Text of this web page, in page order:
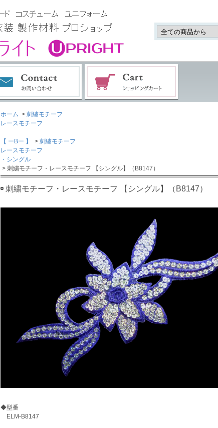
ホーム > 刺繍モチーフ
レースモチーフ
【 ーBー 】 > 刺繍モチーフ
レースモチーフ
・シングル
> 刺繍モチーフ・レースモチーフ 【シングル】（B8147）
刺繍モチーフ・レースモチーフ 【シングル】（B8147）
◆型番
ELM-B8147